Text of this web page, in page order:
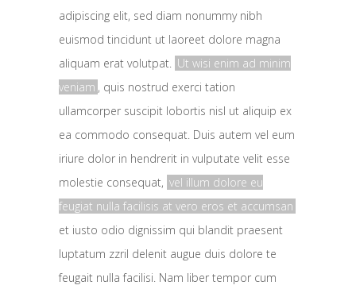
adipiscing elit, sed diam nonummy nibh
euismod tincidunt ut laoreet dolore magna
aliquam erat volutpat. Ut wisi enim ad minim
veniam , quis nostrud exerci tation
ullamcorper suscipit lobortis nisl ut aliquip ex
ea commodo consequat. Duis autem vel eum
iriure dolor in hendrerit in vulputate velit esse
molestie consequat, vel illum dolore eu
feugiat nulla facilisis at vero eros et accumsan
et iusto odio dignissim qui blandit praesent
luptatum zzril delenit augue duis dolore te
feugait nulla facilisi. Nam liber tempor cum